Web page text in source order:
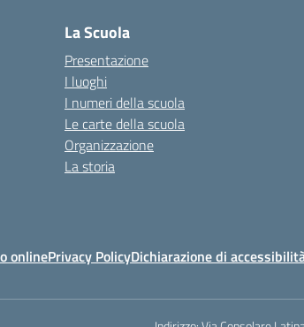
La Scuola
Presentazione
I luoghi
I numeri della scuola
Le carte della scuola
Organizzazione
La storia
onlinePrivacy PolicyDichiarazione di